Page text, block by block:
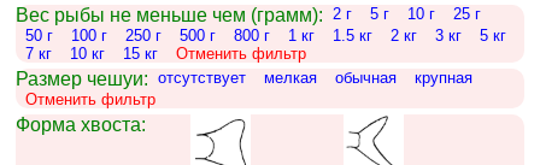
Вес рыбы не меньше чем (грамм): 2 г 5 г 10 г
25 г
50 г
100 г 250 г 500 г 800 г 1 кг 1.5 кг 2 кг 3 кг
5 кг
7 кг
10 кг 15 кг Отменить фильтр
Размер чешуи: отсутствует мелкая обычная
крупная
Отменить фильтр
Форма хвоста: